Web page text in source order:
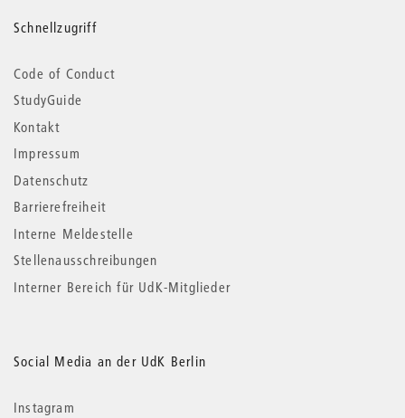
Schnellzugriff
Code of Conduct
StudyGuide
Kontakt
Impressum
Datenschutz
Barrierefreiheit
Interne Meldestelle
Stellenausschreibungen
Interner Bereich für UdK-Mitglieder
Social Media an der UdK Berlin
Instagram